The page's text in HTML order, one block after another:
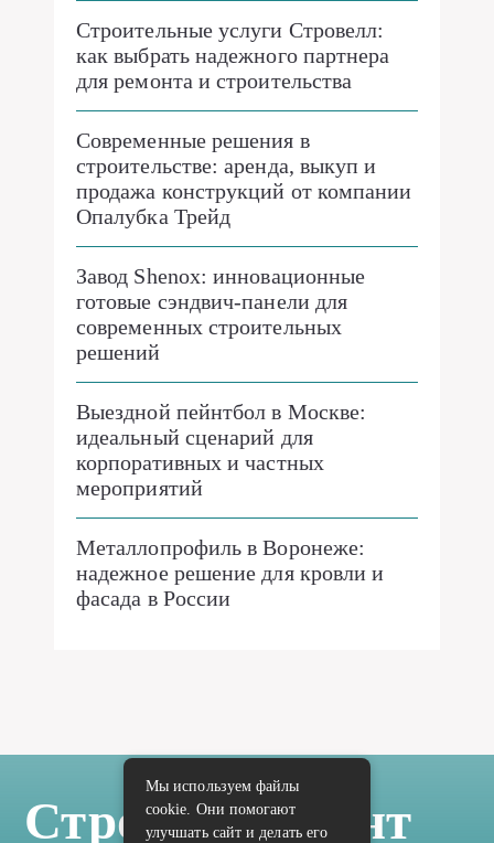
Строительные услуги Стровелл:
как выбрать надежного партнера
для ремонта и строительства
Современные решения в
строительстве: аренда, выкуп и
продажа конструкций от компании
Опалубка Трейд
Завод Shenox: инновационные
готовые сэндвич-панели для
современных строительных
решений
Выездной пейнтбол в Москве:
идеальный сценарий для
корпоративных и частных
мероприятий
Металлопрофиль в Воронеже:
надежное решение для кровли и
фасада в России
Стройка Ремонт
Мы используем файлы
cookie. Они помогают
улучшать сайт и делать его